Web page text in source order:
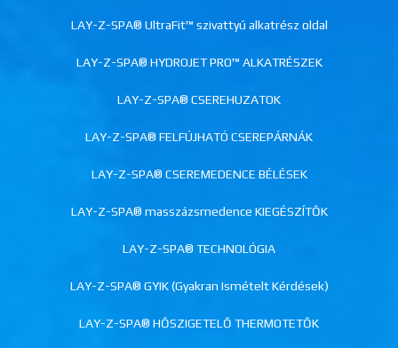
LAY-Z-SPA® UltraFit™ szivattyú alkatrész oldal
LAY-Z-SPA® HYDROJET PRO™ ALKATRÉSZEK
LAY-Z-SPA® CSEREHUZATOK
LAY-Z-SPA® FELFÚJHATÓ CSEREPÁRNÁK
LAY-Z-SPA® CSEREMEDENCE BÉLÉSEK
LAY-Z-SPA® masszázsmedence KIEGÉSZÍTŐK
LAY-Z-SPA® TECHNOLÓGIA
LAY-Z-SPA® GYIK (Gyakran Ismételt Kérdések)
LAY-Z-SPA® HŐSZIGETELŐ THERMOTETŐK